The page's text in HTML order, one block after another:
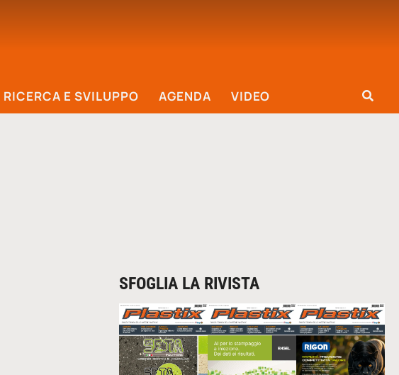
RICERCA E SVILUPPO AGENDA VIDEO
SFOGLIA LA RIVISTA